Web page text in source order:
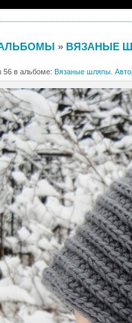
» ВЯЗАНЫЕ
56 в альбоме: Вязаные шляпы.